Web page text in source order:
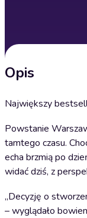
Opis
Największy
Powstanie
tamtego czasu.
echa brzmią po
widać dziś, z
„Decyzję o
– wyglądało